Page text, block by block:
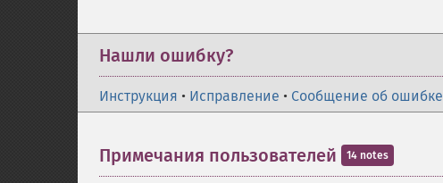
Нашли ошибку?
Инструкция • Исправление • Сообщение об ошибке
Примечания пользователей 14 notes